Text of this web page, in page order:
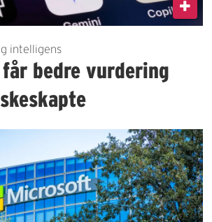
intelligens
bedre vurdering